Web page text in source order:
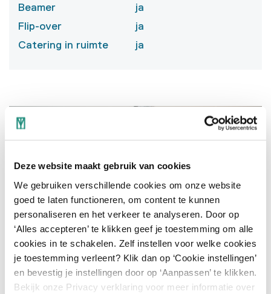
Deze website maakt gebruik van cookies
We gebruiken verschillende cookies om onze website
goed te laten functioneren, om content te kunnen
personaliseren en het verkeer te analyseren. Door op
‘Alles accepteren’ te klikken geef je toestemming om alle
cookies in te schakelen. Zelf instellen voor welke cookies
je toestemming verleent? Klik dan op ‘Cookie instellingen’
en bevestig je instellingen door op ‘Aanpassen’ te klikken.
Bekijk onze Privacy verklaring voor meer informatie over
Beamer
ja
Flip-over
ja
Catering in ruimte
ja